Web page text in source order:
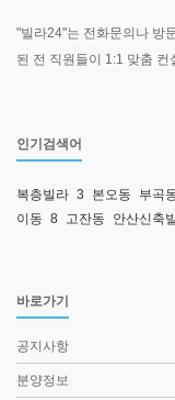
"빌라24"는 전화문의나 방
된 전 직원들이 1:1 맞춤
인기검색어
복층빌라 3 본오동 부곡
이동 8 고잔동 안산신축
바로가기
공지사항
분양정보